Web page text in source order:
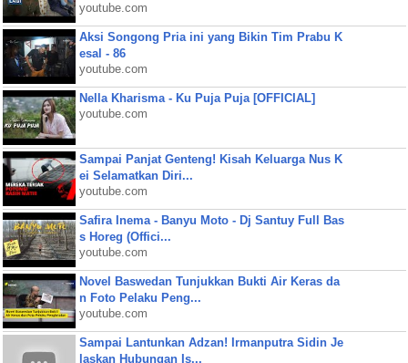
youtube.com
Aksi Songong Pria ini yang Bikin Tim Prabu K
esal - 86
youtube.com
Nella Kharisma - Ku Puja Puja [OFFICIAL]
youtube.com
Sampai Panjat Genteng! Kisah Keluarga Nus K
ei Selamatkan Diri...
youtube.com
Safira Inema - Banyu Moto - Dj Santuy Full Bas
s Horeg (Offici...
youtube.com
Novel Baswedan Tunjukkan Bukti Air Keras da
n Foto Pelaku Peng...
youtube.com
Sampai Lantunkan Adzan! Irmanputra Sidin Je
laskan Hubungan Is...